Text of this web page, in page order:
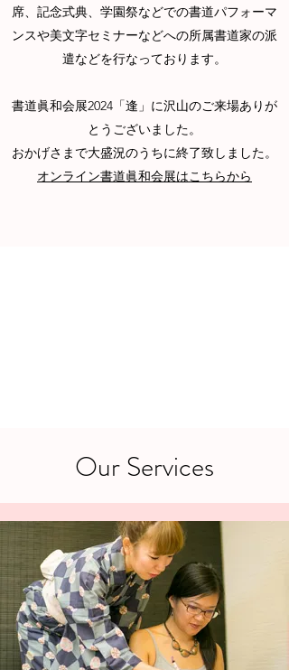
席、記念式典、学園祭などでの書道パフォーマ
ンスや美文字セミナーなどへの所属書道家の派
遣などを行なっております。
書道眞和会展2024「逢」に沢山のご来場ありが
とうございました。
おかげさまで大盛況のうちに終了致しました。
​オンライン書道眞和会展はこちらから​
Our Services